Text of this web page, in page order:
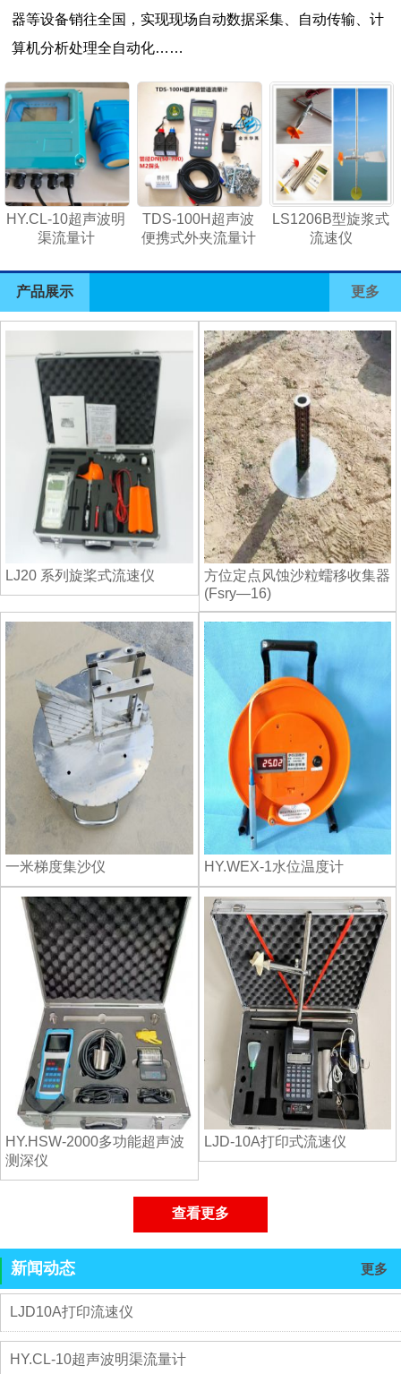
1 2
器等设备销往全国，实现现场自动数据采集、自动传输、计
算机分析处理全自动化……
HY.CL-10超声波明
渠流量计
TDS-100H超声波
便携式外夹流量计
LS1206B型旋浆式
流速仪
产品展示 更多
LJ20 系列旋桨式流速仪
方位定点风蚀沙粒蠕移收集器
(Fsry—16)
一米梯度集沙仪 HY.WEX-1水位温度计
HY.HSW-2000多功能超声波
测深仪
LJD-10A打印式流速仪
查看更多
新闻动态 更多
LJD10A打印流速仪
HY.CL-10超声波明渠流量计